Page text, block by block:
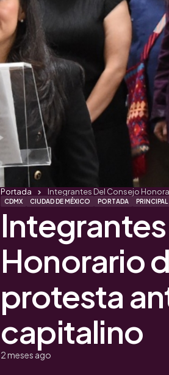
CDMX CIUDAD DE MÉXICO PORTADA PRINCIPAL
Honorario
protesta
capitalino
2 meses ago
Portada Integrantes Del Consejo